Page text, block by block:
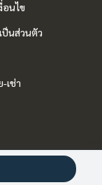
อนไข
ป็นส่วนตัว
เช่า